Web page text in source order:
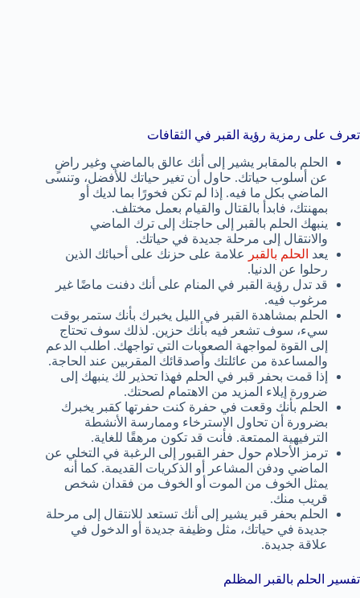
تعرف على رمزية رؤية القبر في الثقافات
الحلم بالمقابر يشير إلى أنك عالق بالماضي وغير راضٍ
عن أسلوب حياتك. حاول أن تغير حياتك للأفضل، وتنسى
الماضي بكل ما فيه. إذا لم تكن فخورًا بما لديك أو
بمهنتك، فابدأ بالقتال والقيام بعمل مختلف.
ينبهك الحلم بالقبر إلى حاجتك إلى ترك الماضي
والانتقال إلى مرحلة جديدة في حياتك.
يعد الحلم بالقبر
علامة على حزنك على أحبائك الذين
رحلوا عن الدنيا.
قد تدل رؤية القبر في المنام على أنك دفنت ماضًا غير
مرغوب فيه.
الحلم بمشاهدة القبر في الليل يخبرك بأنك ستمر بوقت
سيء، سوف تشعر فيه بأنك حزين. لذلك سوف تحتاج
إلى القوة لمواجهة الصعوبات التي تواجهك. اطلب الدعم
والمساعدة من عائلتك وأصدقائك المقربين عند الحاجة.
إذا قمت بحفر قبر في الحلم فهذا تحذير لك ينبهك إلى
ضرورة إيلاء المزيد من الاهتمام لصحتك.
الحلم بأنك وقعت في حفرة كنت حفرتها كقبر يخبرك
بضرورة أن تحاول الاسترخاء وممارسة الأنشطة
الترفيهية الممتعة. فأنت قد تكون مرهقًا للغاية.
ترمز الأحلام حول حفر القبور إلى الرغبة في التخلي عن
الماضي ودفن المشاعر أو الذكريات القديمة. كما أنه
يمثل الخوف من الموت أو الخوف من فقدان شخص
قريب منك.
الحلم بحفر قبر يشير إلى أنك تستعد للانتقال إلى مرحلة
جديدة في حياتك، مثل وظيفة جديدة أو الدخول في
علاقة جديدة.
تفسير الحلم بالقبر المظلم